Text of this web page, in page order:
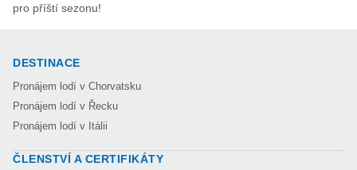
pro příští sezonu!
DESTINACE
Pronájem lodí v Chorvatsku
Pronájem lodí v Řecku
Pronájem lodí v Itálii
ČLENSTVÍ A CERTIFIKÁTY